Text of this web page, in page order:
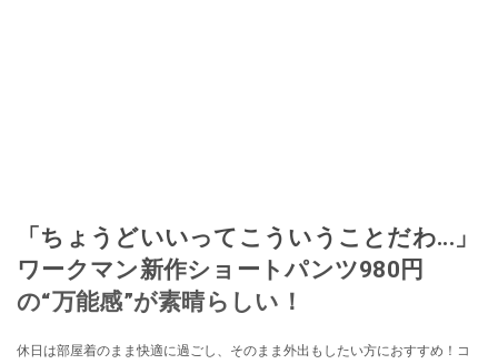
「ちょうどいいってこういうことだわ...」
ワークマン新作ショートパンツ980円
の“万能感”が素晴らしい！
休日は部屋着のまま快適に過ごし、そのまま外出もしたい方におすすめ！コ